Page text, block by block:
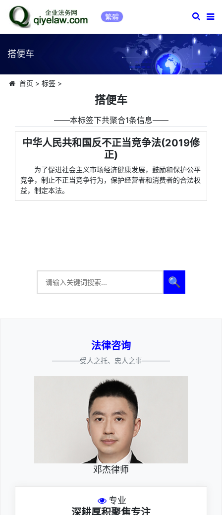
繁體
搭便车
首页 > 标签>
搭便车
――本标签下共聚合1条信息――
中华人民共和国反不正当竞争法(2019修
正)
为了促进社会主义市场经济健康发展，鼓励和保护公平
竞争，制止不正当竞争行为，保护经营者和消费者的合法权
益，制定本法。
🔍
法律咨询
————受人之托、忠人之事————
邓杰律师
专业
深耕厚积聚焦专注